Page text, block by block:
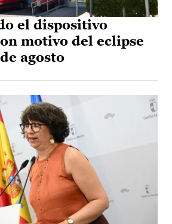
el dispositivo
motivo del eclipse
agosto